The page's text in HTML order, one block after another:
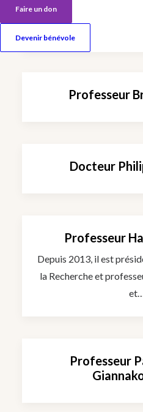
Faire un don
Devenir bénévole
Projet de
Goedert –
Professeur
Docteur
Professeur
Depuis 2013, il est
la Recherche et
Professeur